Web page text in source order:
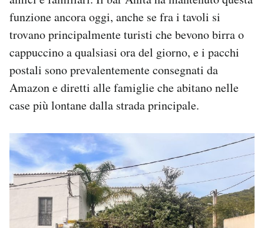
funzione ancora oggi, anche se fra i tavoli si
trovano principalmente turisti che bevono birra o
cappuccino a qualsiasi ora del giorno, e i pacchi
postali sono prevalentemente consegnati da
Amazon e diretti alle famiglie che abitano nelle
case più lontane dalla strada principale.